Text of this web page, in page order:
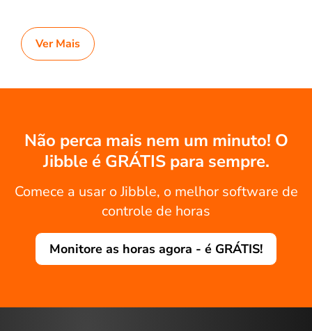
Ver Mais
Não perca mais nem um minuto! O
Jibble é GRÁTIS para sempre.
Comece a usar o Jibble, o melhor software de
controle de horas
Monitore as horas agora - é GRÁTIS!